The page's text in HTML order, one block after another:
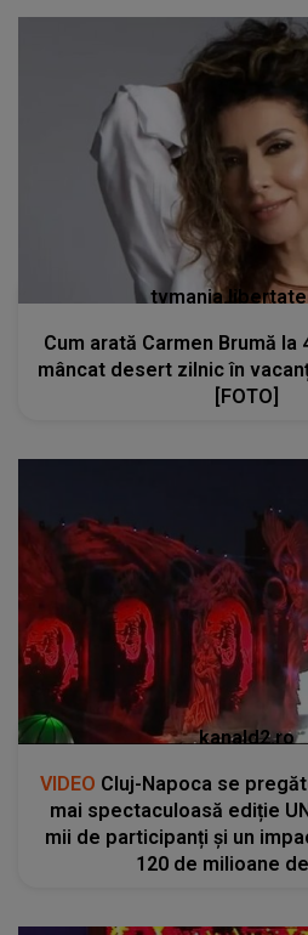
Cum arată Carmen Brumă la
mâncat desert zilnic în
[FOTO]
kanald2.ro
VIDEO Cluj-Napoca se
mai spectaculoasă ediție
mii de participanți și un
120 de milioane